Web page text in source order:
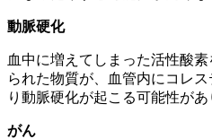
動脈硬化
血中に増えてしまった活性酸
られた物質が、血管内にコレ
り動脈硬化が起こる可能性があ
がん